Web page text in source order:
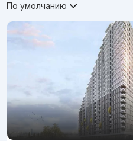
По умолчанию